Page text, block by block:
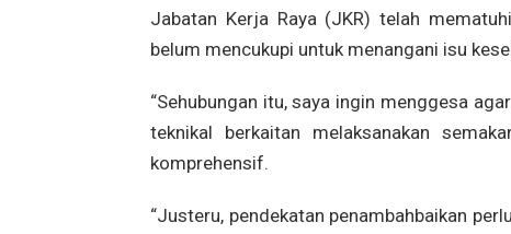
Jabatan Kerja Raya (JKR) telah
belum mencukupi untuk menangani isu
“Sehubungan itu, saya ingin menggesa
teknikal berkaitan melaksanakan
komprehensif.
“Justeru, pendekatan penambahbaikan